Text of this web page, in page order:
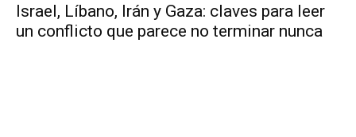
Israel, Líbano, Irán y Gaza: claves para leer
un conflicto que parece no terminar nunca